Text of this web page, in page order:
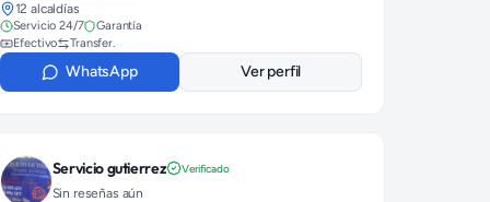
12 alcaldías
Servicio 24/7
Garantía
Efectivo
Transfer.
WhatsApp Ver perfil
Servicio gutierrez Verificado
Sin reseñas aún